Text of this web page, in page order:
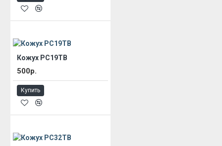
Кожух РС19ТВ
500р.
Купить